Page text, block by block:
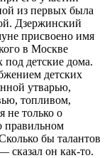
из первых была
Дзержинский
присвоено имя
в Москве
под детские дома.
детских
утварью,
топливом,
не только о
правильном
бы талантов
сказал он как-то.